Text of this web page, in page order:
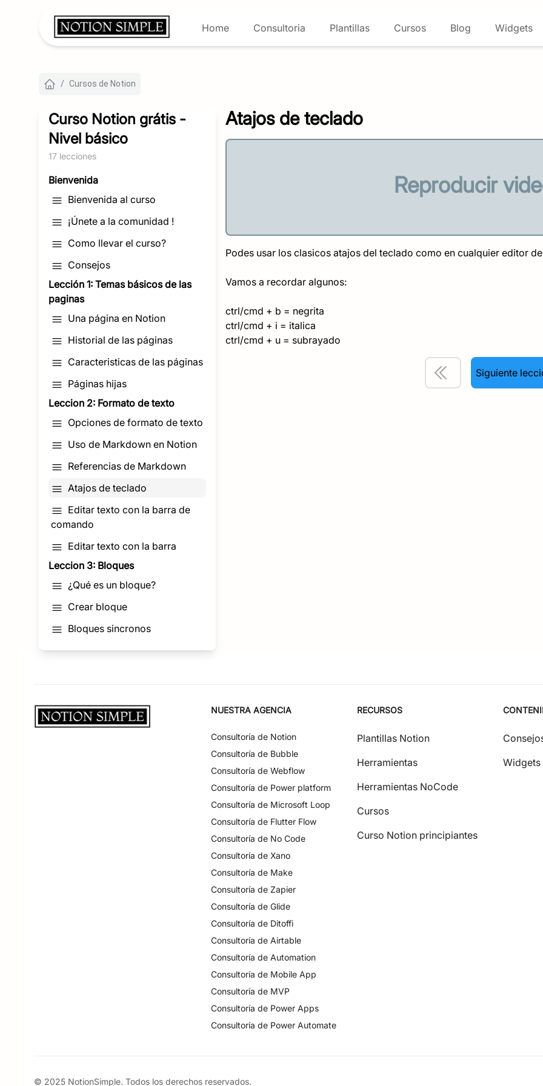
Home Consultoria Plantillas Cursos Blog Widgets
/ Cursos de Notion
Curso Notion grátis -
Nivel básico
17 lecciones
Bienvenida
Bienvenida al curso
¡Únete a la comunidad !
Como llevar el curso?
Consejos
Lección 1: Temas básicos de las
paginas
Una página en Notion
Historial de las páginas
Caracteristicas de las páginas
Páginas hijas
Leccion 2: Formato de texto
Opciones de formato de texto
Uso de Markdown en Notion
Referencias de Markdown
Atajos de teclado
Editar texto con la barra de
comando
Editar texto con la barra
Leccion 3: Bloques
¿Qué es un bloque?
Crear bloque
Bloques sincronos
Atajos de teclado
Reproducir
Podes usar los clasicos atajos del teclado como en cualquier editor
Vamos a recordar algunos:
ctrl/cmd + b = negrita
ctrl/cmd + i = italica
ctrl/cmd + u = subrayado
Siguiente
NUESTRA AGENCIA
Consultoría de Notion
Consultoría de Bubble
Consultoría de Webflow
Consultoría de Power platform
Consultoría de Microsoft Loop
Consultoría de Flutter Flow
Consultoría de No Code
Consultoría de Xano
Consultoría de Make
Consultoría de Zapier
Consultoría de Glide
Consultoría de Ditoffi
Consultoría de Airtable
Consultoría de Automation
Consultoría de Mobile App
Consultoría de MVP
Consultoría de Power Apps
Consultoría de Power Automate
RECURSOS
Plantillas Notion
Herramientas
Herramientas NoCode
Cursos
Curso Notion principiantes
© 2025 NotionSimple. Todos los derechos reservados.